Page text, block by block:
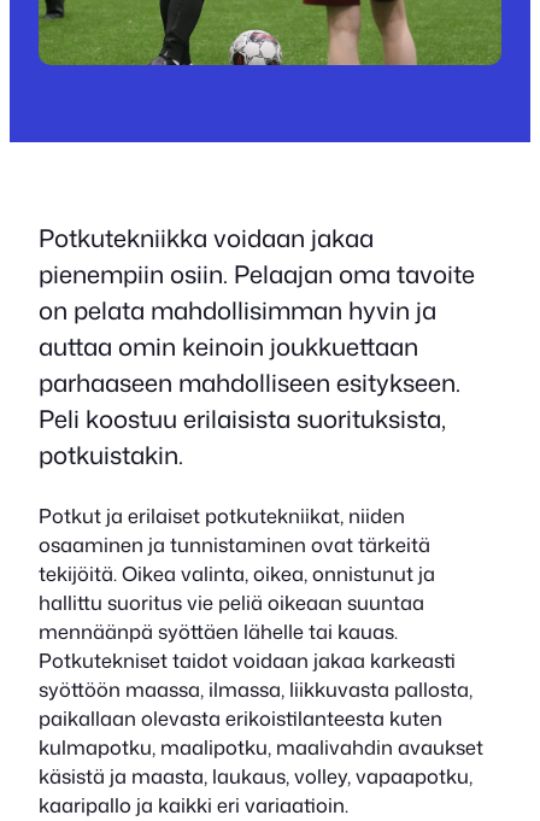
Potkutekniikka voidaan jakaa
pienempiin osiin. Pelaajan oma tavoite
on pelata mahdollisimman hyvin ja
auttaa omin keinoin joukkuettaan
parhaaseen mahdolliseen esitykseen.
Peli koostuu erilaisista suorituksista,
potkuistakin.
Potkut ja erilaiset potkutekniikat, niiden
osaaminen ja tunnistaminen ovat tärkeitä
tekijöitä. Oikea valinta, oikea, onnistunut ja
hallittu suoritus vie peliä oikeaan suuntaa
mennäänpä syöttäen lähelle tai kauas.
Potkutekniset taidot voidaan jakaa karkeasti
syöttöön maassa, ilmassa, liikkuvasta pallosta,
paikallaan olevasta erikoistilanteesta kuten
kulmapotku, maalipotku, maalivahdin avaukset
käsistä ja maasta, laukaus, volley, vapaapotku,
kaaripallo ja kaikki eri variaatioin.